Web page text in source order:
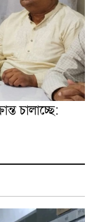
চালাচ্ছে: